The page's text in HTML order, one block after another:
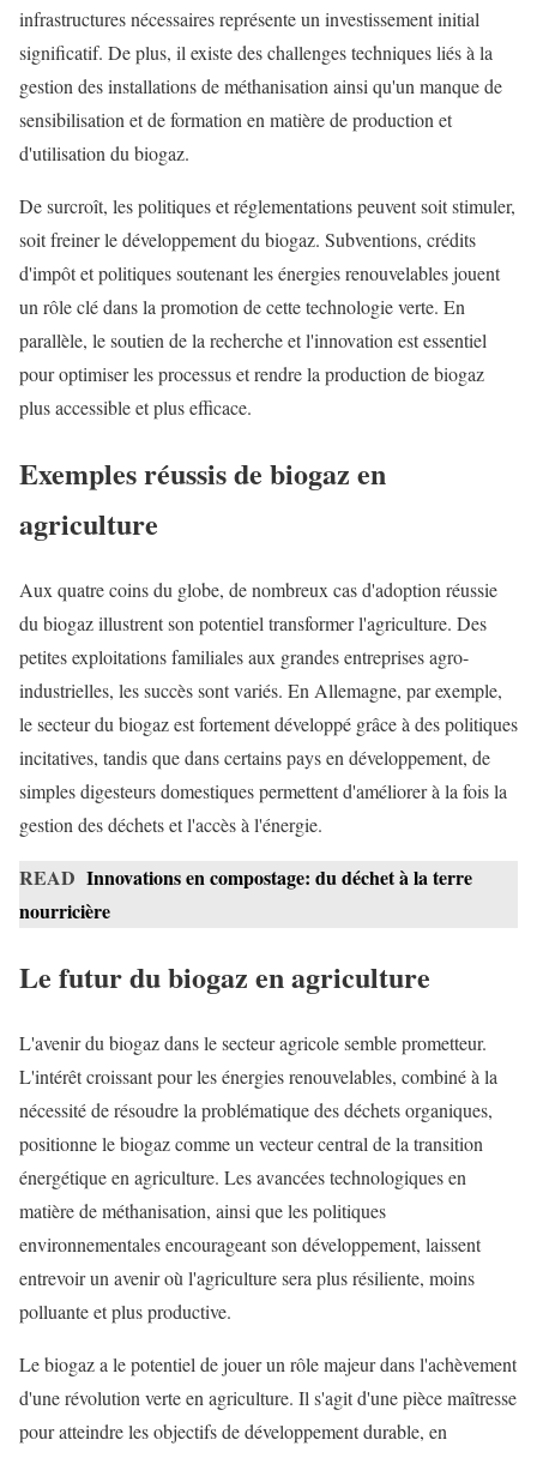
infrastructures nécessaires représente un investissement initial
significatif. De plus, il existe des challenges techniques liés à la
gestion des installations de méthanisation ainsi qu'un manque de
sensibilisation et de formation en matière de production et
d'utilisation du biogaz.
De surcroît, les politiques et réglementations peuvent soit stimuler,
soit freiner le développement du biogaz. Subventions, crédits
d'impôt et politiques soutenant les énergies renouvelables jouent
un rôle clé dans la promotion de cette technologie verte. En
parallèle, le soutien de la recherche et l'innovation est essentiel
pour optimiser les processus et rendre la production de biogaz
plus accessible et plus efficace.
Exemples réussis de biogaz en
agriculture
Aux quatre coins du globe, de nombreux cas d'adoption réussie
du biogaz illustrent son potentiel transformer l'agriculture. Des
petites exploitations familiales aux grandes entreprises agro-
industrielles, les succès sont variés. En Allemagne, par exemple,
le secteur du biogaz est fortement développé grâce à des politiques
incitatives, tandis que dans certains pays en développement, de
simples digesteurs domestiques permettent d'améliorer à la fois la
gestion des déchets et l'accès à l'énergie.
READ Innovations en compostage: du déchet à la terre
nourricière
Le futur du biogaz en agriculture
L'avenir du biogaz dans le secteur agricole semble prometteur.
L'intérêt croissant pour les énergies renouvelables, combiné à la
nécessité de résoudre la problématique des déchets organiques,
positionne le biogaz comme un vecteur central de la transition
énergétique en agriculture. Les avancées technologiques en
matière de méthanisation, ainsi que les politiques
environnementales encourageant son développement, laissent
entrevoir un avenir où l'agriculture sera plus résiliente, moins
polluante et plus productive.
Le biogaz a le potentiel de jouer un rôle majeur dans l'achèvement
d'une révolution verte en agriculture. Il s'agit d'une pièce maîtresse
pour atteindre les objectifs de développement durable, en